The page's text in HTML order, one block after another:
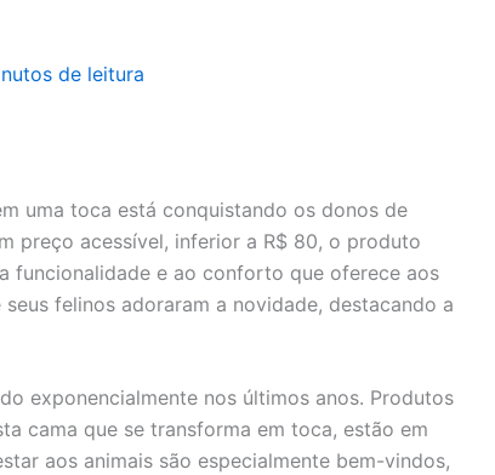
de leitura
uma toca está conquistando os donos de
preço acessível, inferior a R$ 80, o produto
funcionalidade e ao conforto que oferece aos
felinos adoraram a novidade, destacando a
exponencialmente nos últimos anos. Produtos
cama que se transforma em toca, estão em
aos animais são especialmente bem-vindos,